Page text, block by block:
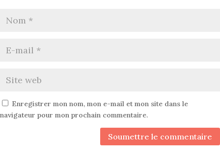
Enregistrer mon nom, mon e-mail et mon site dans le
navigateur pour mon prochain commentaire.
Soumettre le commentaire